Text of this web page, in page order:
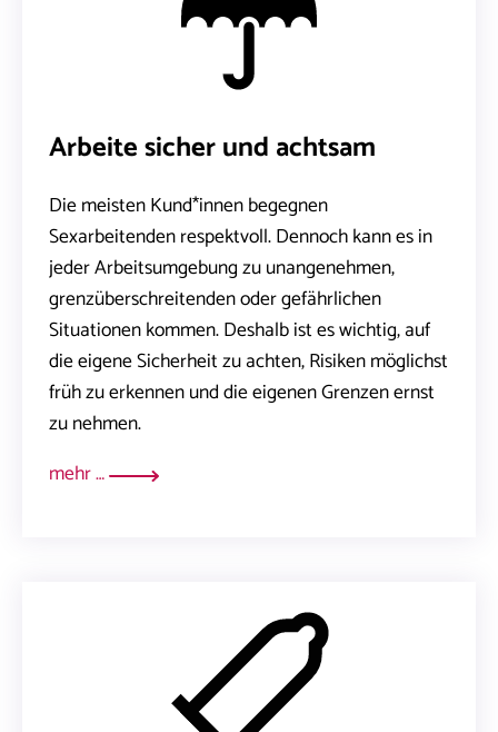
Arbeite sicher und achtsam
Die meisten Kund*innen begegnen
Sexarbeitenden respektvoll. Dennoch kann es in
jeder Arbeitsumgebung zu unangenehmen,
grenzüberschreitenden oder gefährlichen
Situationen kommen. Deshalb ist es wichtig, auf
die eigene Sicherheit zu achten, Risiken möglichst
früh zu erkennen und die eigenen Grenzen ernst
zu nehmen.
mehr …